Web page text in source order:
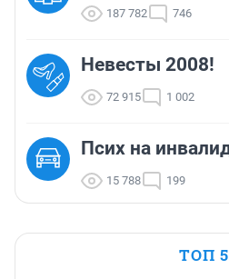
187 782 746
Невесты 2008!
72 915 1 002
Псих на
15 788 199
ТОП 5